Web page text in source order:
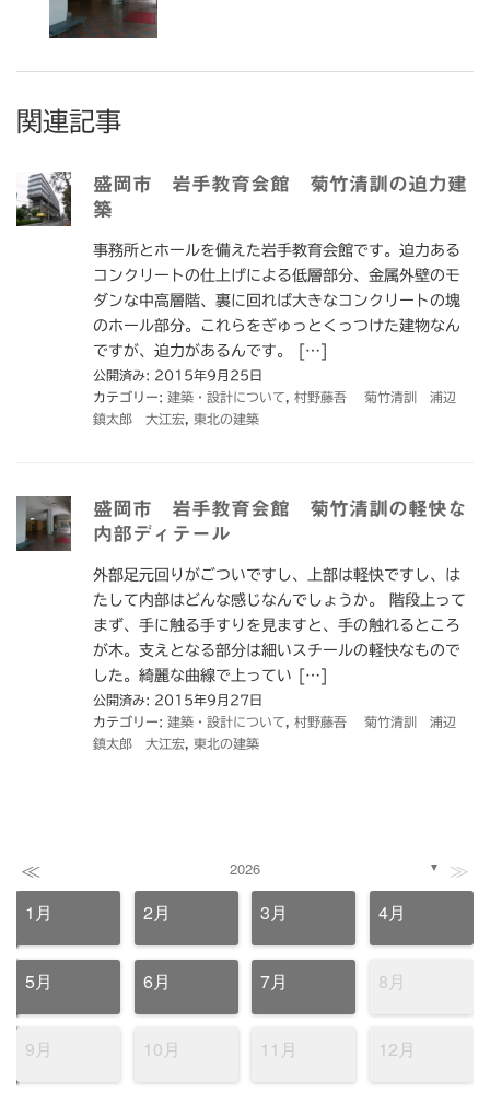
関連記事
盛岡市 岩手教育会館 菊竹清訓の迫力建
築
事務所とホールを備えた岩手教育会館です。迫力ある
コンクリートの仕上げによる低層部分、金属外壁のモ
ダンな中高層階、裏に回れば大きなコンクリートの塊
のホール部分。これらをぎゅっとくっつけた建物なん
ですが、迫力があるんです。 […]
公開済み: 2015年9月25日
カテゴリー: 建築・設計について
村野藤吾 菊竹清訓 浦辺
鎮太郎 大江宏
東北の建築
盛岡市 岩手教育会館 菊竹清訓の軽快な
内部ディテール
外部足元回りがごついですし、上部は軽快ですし、は
たして内部はどんな感じなんでしょうか。 階段上って
まず、手に触る手すりを見ますと、手の触れるところ
が木。支えとなる部分は細いスチールの軽快なもので
した。綺麗な曲線で上ってい […]
公開済み: 2015年9月27日
カテゴリー: 建築・設計について
村野藤吾 菊竹清訓 浦辺
鎮太郎 大江宏
東北の建築
≪ 2026 ▼ ≫
1月 2月 3月 4月
5月 6月 7月 8月
9月 10月 11月 12月